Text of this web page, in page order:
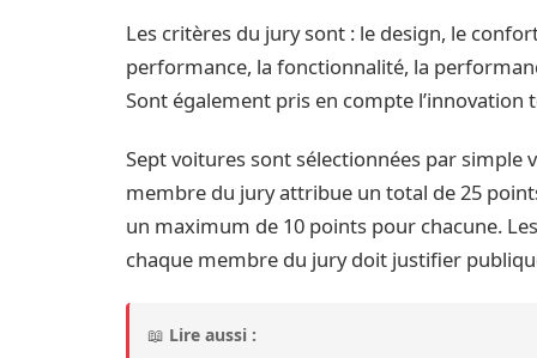
Les critères du jury sont : le design, le
performance, la fonctionnalité, la
Sont également pris en compte
Sept voitures sont sélectionnées par simple
membre du jury attribue un total de 25
un maximum de 10 points pour chacune.
chaque membre du jury doit justifier
📖 Lire aussi :